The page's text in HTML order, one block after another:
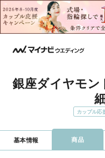
銀座ダイヤモン
カップル応
基本情報 商品